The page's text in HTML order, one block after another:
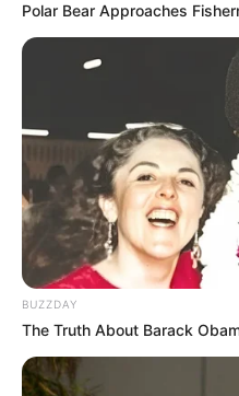
Polar Bear Approaches
BUZZDAY
The Truth About Barack